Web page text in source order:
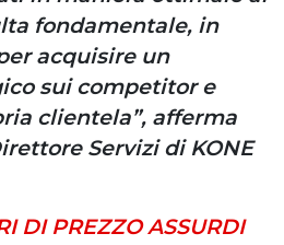
fondamentale, in
acquisire un
sui competitor e
clientela”, afferma
Servizi di KONE
DI PREZZO ASSURDI